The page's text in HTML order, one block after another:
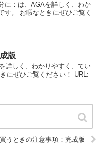
に：は、AGAを詳しく、わか
す。 お暇なときにぜひご覧く
版
詳しく、わかりやすく、てい
にぜひご覧ください！ URL:
うときの注意事項：完成版